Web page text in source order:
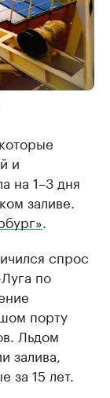
и
на 1–3 дня
заливе.
спрос
по
порту
Льдом
залива,
за 15 лет.